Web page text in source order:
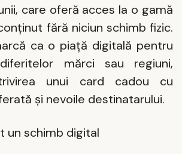
care oferă acces la o gamă
fără niciun schimb fizic.
ca o piață digitală pentru
mărci sau regiuni,
unui card cadou cu
și nevoile destinatarului.
un schimb digital